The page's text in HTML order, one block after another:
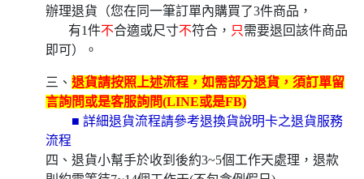
辦理退貨（您在同一筆訂單內購買了3件商品，
有1件不合適或尺寸不符合， 只需要退回該件商品
即可）。
三、 退貨請按照上述流程，如需部分退貨，須訂單留
言詢問或是客服詢問(LINE或是FB)
■ 詳細退貨流程請參考退換貨說明卡之退貨服務
流程
四、退貨小幫手於收到後約3~5個工作天處理，退款